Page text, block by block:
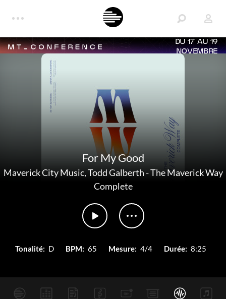
DU 17 AU 19
NOVEMBRE
For My Good
Maverick City Music,Todd Galberth-The Maverick Way
Complete
Tonalité: D BPM: 65 Mesure: 4/4 Durée: 8:25